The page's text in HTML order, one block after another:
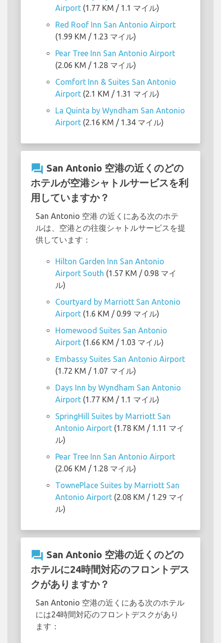
Airport (1.77 KM / 1.1 マイル)
Red Roof Inn San Antonio Airport
(1.99 KM / 1.23 マイル)
Pear Tree Inn San Antonio Airport
(2.06 KM / 1.28 マイル)
Comfort Inn & Suites San Antonio
Airport (2.1 KM / 1.31 マイル)
La Quinta by Wyndham San Antonio
Airport (2.16 KM / 1.34 マイル)
question_answer San Antonio 空港の近くのどの
ホテルが空港シャトルサービスを利
用していますか？
San Antonio 空港 の近くにある次のホテ
ルは、空港との往復シャトルサービスを提
供しています：
Hilton Garden Inn San Antonio
Airport South (1.57 KM / 0.98 マイ
ル)
Courtyard by Marriott San Antonio
Airport (1.6 KM / 0.99 マイル)
Homewood Suites San Antonio
Airport (1.66 KM / 1.03 マイル)
Embassy Suites San Antonio Airport
(1.72 KM / 1.07 マイル)
Days Inn by Wyndham San Antonio
Airport (1.77 KM / 1.1 マイル)
SpringHill Suites by Marriott San
Antonio Airport (1.78 KM / 1.11 マイ
ル)
Pear Tree Inn San Antonio Airport
(2.06 KM / 1.28 マイル)
TownePlace Suites by Marriott San
Antonio Airport (2.08 KM / 1.29 マイ
ル)
question_answer San Antonio 空港の近くのどの
ホテルに24時間対応のフロントデス
クがありますか？
San Antonio 空港の近くにある次のホテル
には24時間対応のフロントデスクがあり
ます：